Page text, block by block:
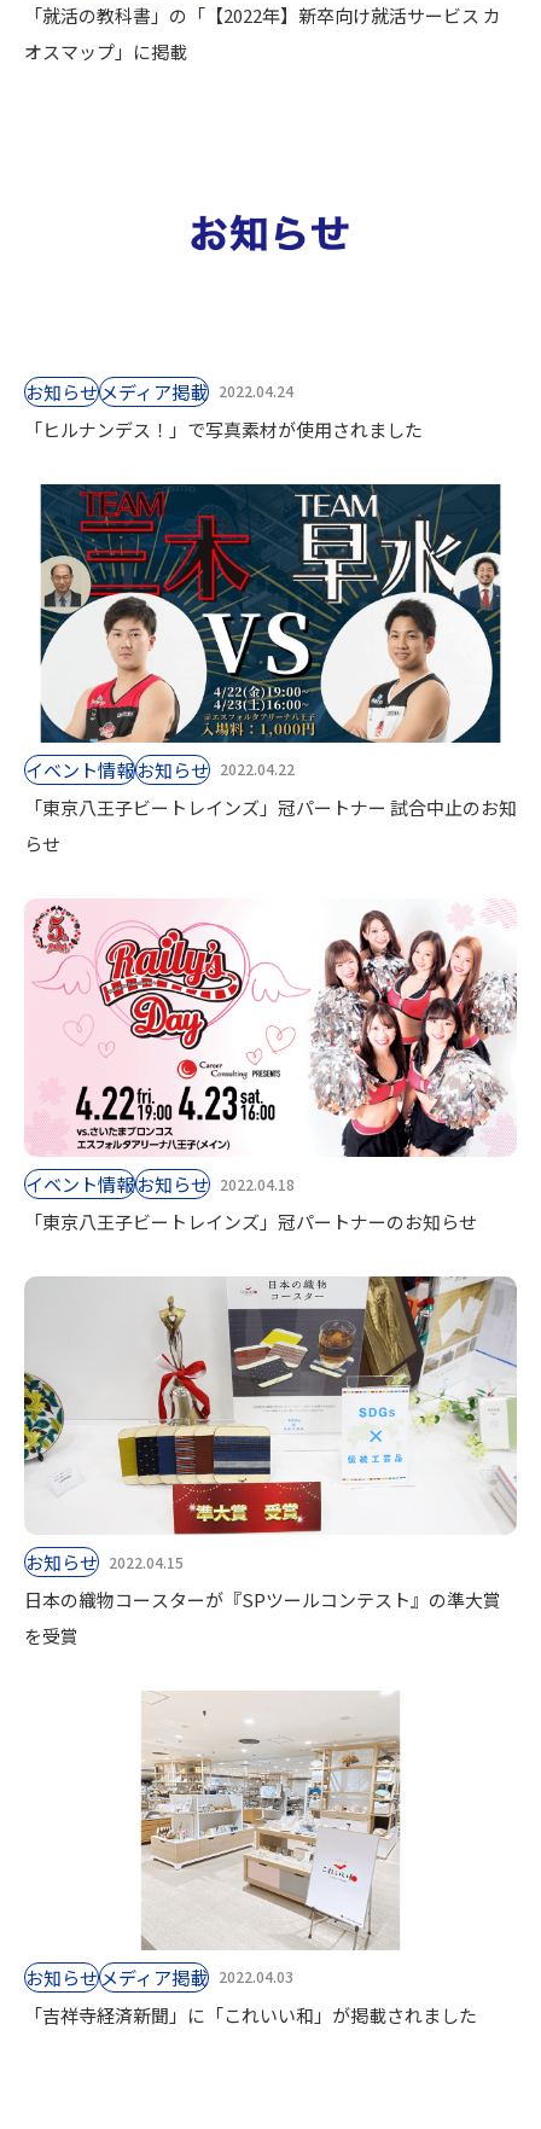
「就活の教科書」の「【2022年】新卒向け就活サービス カ
オスマップ」に掲載
お知らせ⁨⁩メディア掲載 2022.04.24
「ヒルナンデス！」で写真素材が使用されました
イベント情報お知らせ 2022.04.22
「東京八王子ビートレインズ」冠パートナー 試合中止のお知
らせ
イベント情報お知らせ 2022.04.18
「東京八王子ビートレインズ」冠パートナーのお知らせ
お知らせ 2022.04.15
日本の織物コースターが『SPツールコンテスト』の準大賞
を受賞
お知らせ⁨⁩メディア掲載 2022.04.03
「吉祥寺経済新聞」に「これいい和」が掲載されました